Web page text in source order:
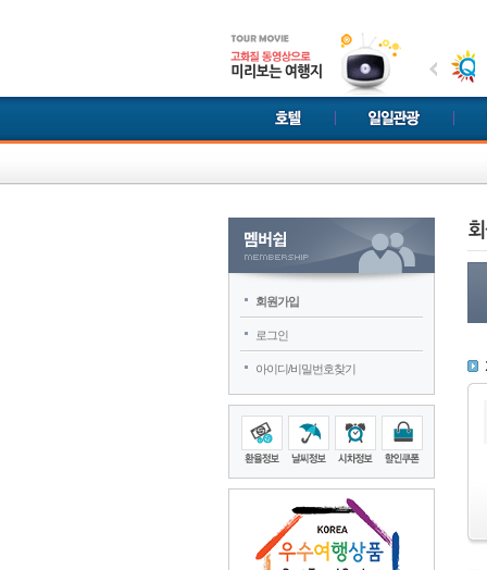
회원가입
로그인
아이디/비밀번호찾기